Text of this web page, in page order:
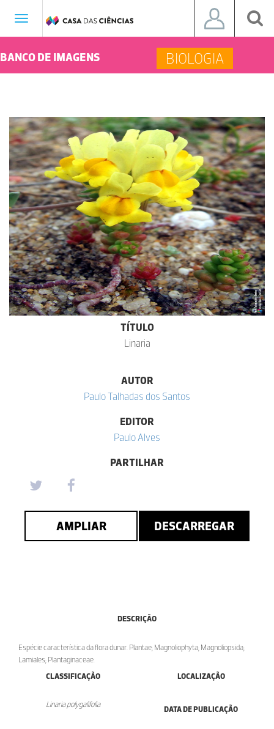
Toggle
BANCO DE IMAGENS BIOLOGIA
TÍTULO
Linaria
AUTOR
Paulo Talhadas dos Santos
EDITOR
Paulo Alves
PARTILHAR
AMPLIAR DESCARREGAR
DESCRIÇÃO
Espécie característica da flora dunar. Plantae; Magnoliophyta; Magnoliopsida;
Lamiales; Plantaginaceae.
CLASSIFICAÇÃO
Linaria polygalifolia
LOCALIZAÇÃO
DATA DE PUBLICAÇÃO